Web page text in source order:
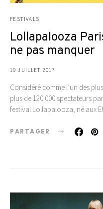
FESTIVALS
Lollapalooza
ne pas manquer
19 JUILLET 2017
Considéré comme l’un des
plus de 120 000 spectateurs
festival Lollapalooza, né aux
PARTAGER